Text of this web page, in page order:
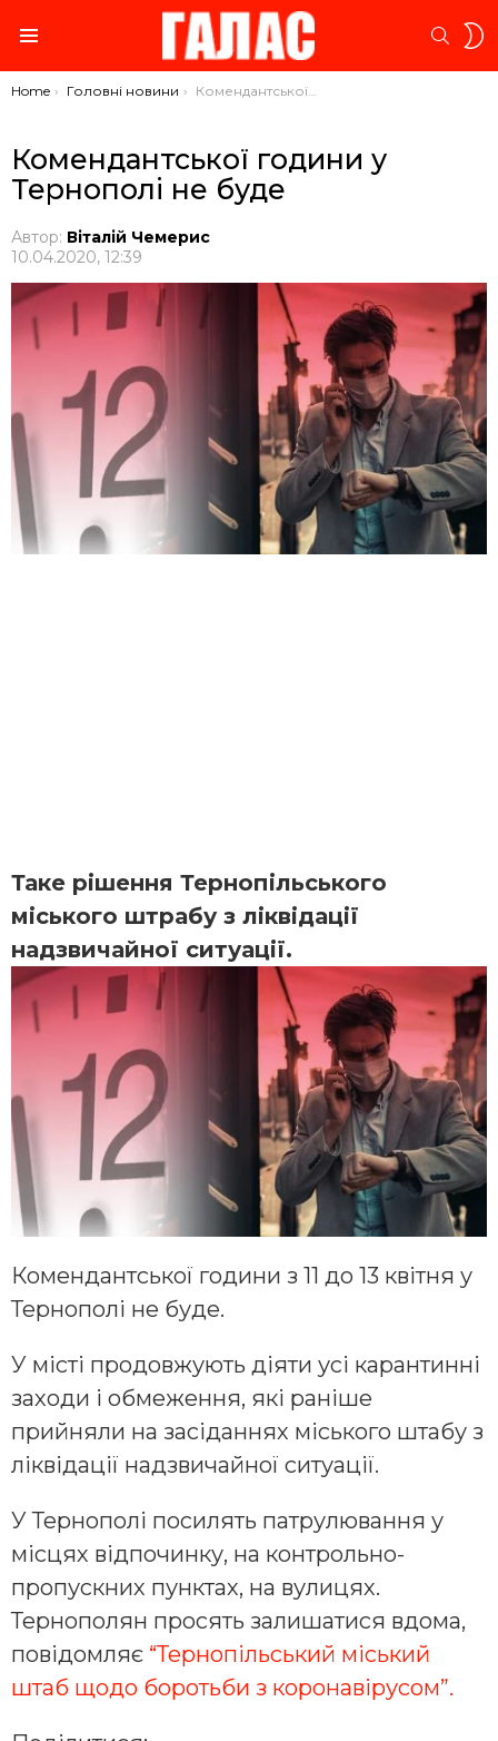
You are here:
Home Головні новини Комендантської години у Тернополі не буде
Комендантської години у
Тернополі не буде
Автор: Віталій Чемерис
10.04.2020, 12:39
Таке рішення Тернопільського
міського штрабу з ліквідації
надзвичайної ситуації.
Комендантської години з 11 до 13 квітня у
Тернополі не буде.
У місті продовжують діяти усі карантинні
заходи і обмеження, які раніше
прийняли на засіданнях міського штабу з
ліквідації надзвичайної ситуації.
У Тернополі посилять патрулювання у
місцях відпочинку, на контрольно-
пропускних пунктах, на вулицях.
Тернополян просять залишатися вдома,
повідомляє “Тернопільський міський
штаб щодо боротьби з коронавірусом”.